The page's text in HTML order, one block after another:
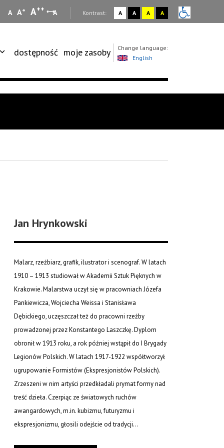
A A+ A++ A Kontrast: A A A A
dostępność moje zasoby
Change language:
English
Jan Hrynkowski
Malarz, rzeźbiarz, grafik, ilustrator i scenograf. W latach
1910 – 1913 studiował w Akademii Sztuk Pięknych w
Krakowie. Malarstwa uczył się w pracowniach Józefa
Pankiewicza, Wojciecha Weissa i Stanisława
Dębickiego, uczęszczał też do pracowni rzeźby
prowadzonej przez Konstantego Laszczkę. Dyplom
obronił w 1913 roku, a rok później wstąpił do I Brygady
Legionów Polskich. W latach 1917-1922 współtworzył
ugrupowanie Formistów (Ekspresjonistów Polskich).
Zrzeszeni w nim artyści przedkładali prymat formy nad
treść dzieła. Czerpiąc ze światowych ruchów
awangardowych, m.in. kubizmu, futuryzmu i
ekspresjonizmu, głosili odejście od tradycji...